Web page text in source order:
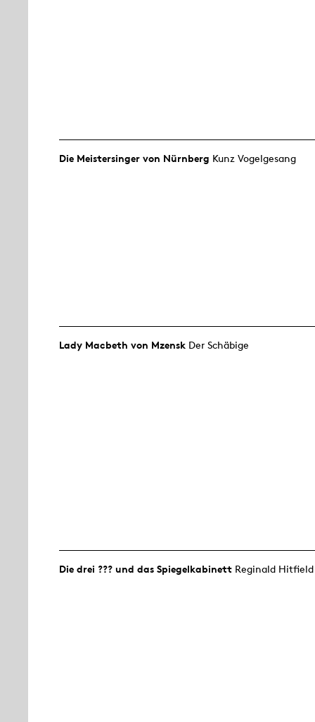
Die Meistersinger von Nürnberg Kunz Vogelgesang
Lady Macbeth von Mzensk Der Schäbige
Die drei ??? und das Spiegelkabinett Reginald Hitfield